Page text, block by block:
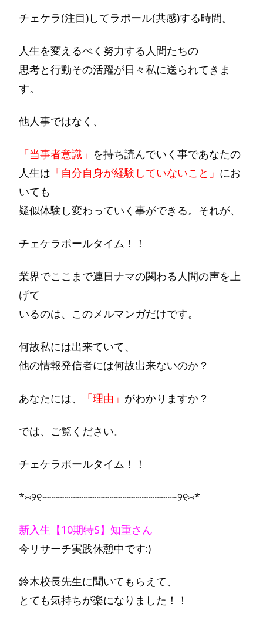
チェケラ(注目)してラポール(共感)する時間。
人生を変えるべく努力する人間たちの
思考と行動その活躍が日々私に送られてきま
す。
他人事ではなく、
「当事者意識」 を持ち読んでいく事であなたの
人生は 「自分自身が経験していないこと」 にお
いても
疑似体験し変わっていく事ができる。それが、
チェケラポールタイム！！
業界でここまで連日ナマの関わる人間の声を上
げて
いるのは、このメルマンガだけです。
何故私には出来ていて、
他の情報発信者には何故出来ないのか？
あなたには、 「理由」 がわかりますか？
では、ご覧ください。
チェケラポールタイム！！
*⑅︎୨୧┈︎┈︎┈︎┈︎┈︎┈︎┈┈︎┈︎┈┈︎┈︎┈┈︎┈︎┈┈︎┈︎┈︎┈︎┈︎୨୧⑅︎*
新入生【10期特S】知重さん
今リサーチ実践休憩中です:)
鈴木校長先生に聞いてもらえて、
とても気持ちが楽になりました！！